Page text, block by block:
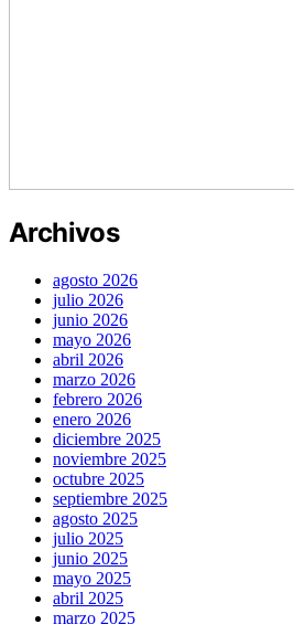
Archivos
agosto 2026
julio 2026
junio 2026
mayo 2026
abril 2026
marzo 2026
febrero 2026
enero 2026
diciembre 2025
noviembre 2025
octubre 2025
septiembre 2025
agosto 2025
julio 2025
junio 2025
mayo 2025
abril 2025
marzo 2025